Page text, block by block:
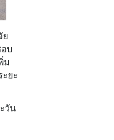
ย
บ
ม
ยะ
วัน